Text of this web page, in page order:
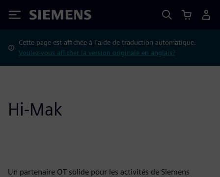
Siemens
Cette page est affichée à l'aide de traduction automatique.
Voulez-vous afficher la version originale en anglais?
Hi-Mak
Un partenaire OT solide pour les activités de Siemens